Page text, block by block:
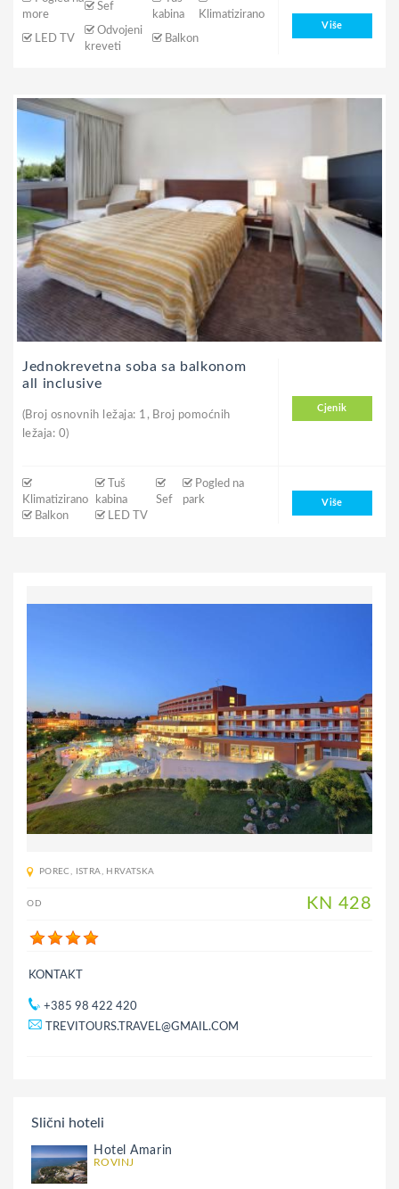
more
Sef
kabina
Klimatizirano
LED TV
Odvojeni
kreveti
Balkon
Više
Jednokrevetna soba sa balkonom
all inclusive
(Broj osnovnih ležaja: 1, Broj pomoćnih
ležaja: 0)
Cjenik
Klimatizirano
Tuš
kabina
Sef
Pogled na
park
Balkon
LED TV
Više
POREC ISTRA HRVATSKA
OD KN 428
KONTAKT
+385 98 422 420
TREVITOURS.TRAVEL@GMAIL.COM
Slični hoteli
Hotel Amarin
ROVINJ